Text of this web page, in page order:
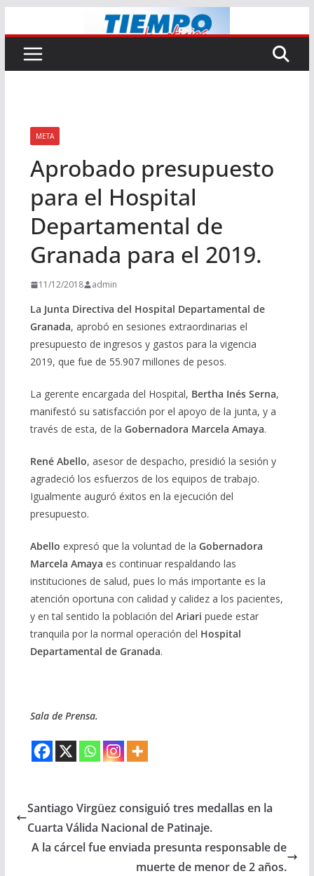
al
contenido
META
Aprobado presupuesto
para el Hospital
Departamental de
Granada para el 2019.
11/12/2018 admin
La Junta Directiva del Hospital Departamental de
Granada, aprobó en sesiones extraordinarias el
presupuesto de ingresos y gastos para la vigencia
2019, que fue de 55.907 millones de pesos.
La gerente encargada del Hospital, Bertha Inés Serna,
manifestó su satisfacción por el apoyo de la junta, y a
través de esta, de la Gobernadora Marcela Amaya.
René Abello, asesor de despacho, presidió la sesión y
agradeció los esfuerzos de los equipos de trabajo.
Igualmente auguró éxitos en la ejecución del
presupuesto.
Abello expresó que la voluntad de la Gobernadora
Marcela Amaya es continuar respaldando las
instituciones de salud, pues lo más importante es la
atención oportuna con calidad y calidez a los pacientes,
y en tal sentido la población del Ariari puede estar
tranquila por la normal operación del Hospital
Departamental de Granada.
Sala de Prensa.
Santiago Virgüez consiguió tres medallas en la
Cuarta Válida Nacional de Patinaje.
A la cárcel fue enviada presunta responsable de
muerte de menor de 2 años.